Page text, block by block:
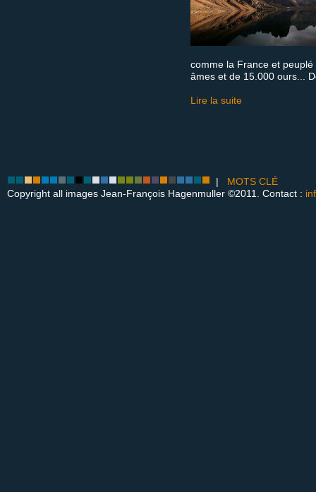
comme la France et
âmes et de 15.000 ours...
Lire la suite
| MOTS CLÉ
Copyright all images Jean-François Hagenmuller ©2011. Contact :